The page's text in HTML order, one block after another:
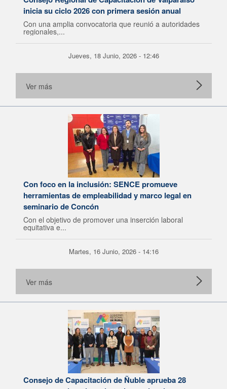
inicia su ciclo 2026 con primera sesión anual
Con una amplia convocatoria que reunió a autoridades
regionales,...
Jueves, 18 Junio, 2026 - 12:46
Ver más
Con foco en la inclusión: SENCE promueve
herramientas de empleabilidad y marco legal en
seminario de Concón
Con el objetivo de promover una inserción laboral
equitativa e...
Martes, 16 Junio, 2026 - 14:16
Ver más
Consejo de Capacitación de Ñuble aprueba 28